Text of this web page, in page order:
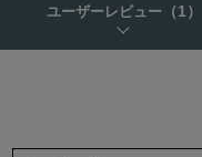
ユーザーレビュー （1）